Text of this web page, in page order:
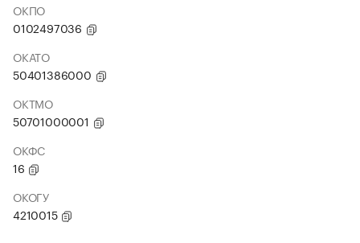
ОКПО
0102497036
ОКАТО
50401386000
ОКТМО
50701000001
ОКФС
16
ОКОГУ
4210015